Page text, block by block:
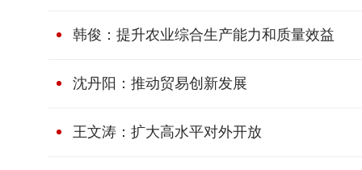
韩俊：提升农业综合生产能力和质量效益
沈丹阳：推动贸易创新发展
王文涛：扩大高水平对外开放